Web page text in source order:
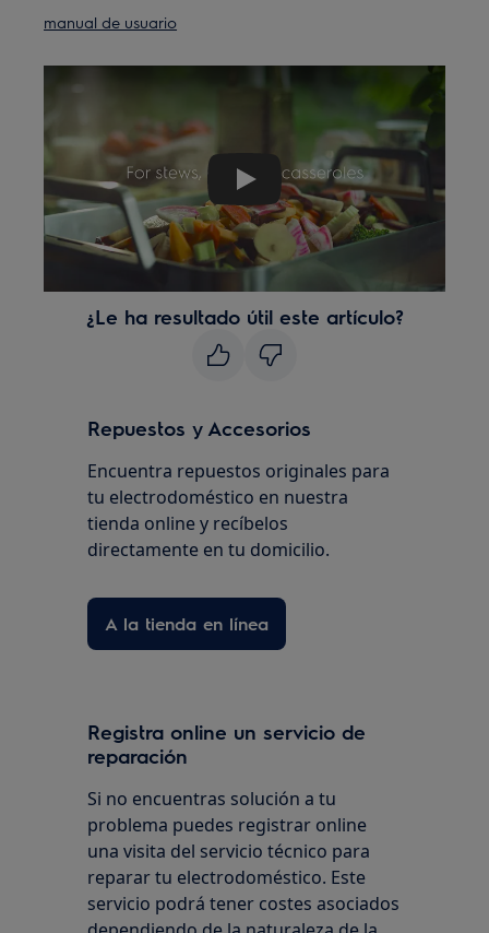
manual de usuario
Play
¿Le ha resultado útil este artículo?
Repuestos y Accesorios
Encuentra repuestos originales para
tu electrodoméstico en nuestra
tienda online y recíbelos
directamente en tu domicilio.
A la tienda en línea
Registra online un servicio de
reparación
Si no encuentras solución a tu
problema puedes registrar online
una visita del servicio técnico para
reparar tu electrodoméstico. Este
servicio podrá tener costes asociados